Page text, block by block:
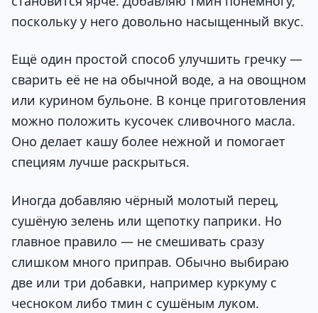
поскольку у него довольно насыщенный вкус.
Ещё один простой способ улучшить гречку —
сварить её не на обычной воде, а на овощном
или курином бульоне. В конце приготовления
можно положить кусочек сливочного масла.
Оно делает кашу более нежной и помогает
специям лучше раскрыться.
Иногда добавляю чёрный молотый перец,
сушёную зелень или щепотку паприки. Но
главное правило — не смешивать сразу
слишком много приправ. Обычно выбираю
две или три добавки, например куркуму с
чесноком либо тмин с сушёным луком.